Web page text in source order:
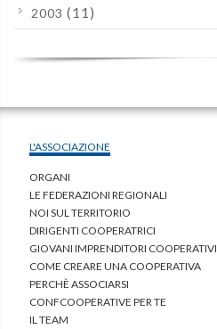
2003 (11)
L'ASSOCIAZIONE
ORGANI
LE FEDERAZIONI REGIONALI
NOI SUL TERRITORIO
DIRIGENTI COOPERATRICI
GIOVANI IMPRENDITORI COOPERATIVI
COME CREARE UNA COOPERATIVA
PERCHÈ ASSOCIARSI
CONFCOOPERATIVE PER TE
IL TEAM